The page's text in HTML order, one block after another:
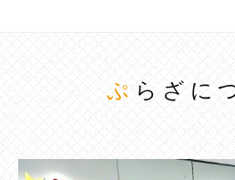
ぷらざに